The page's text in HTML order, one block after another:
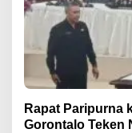
Rapat Paripurna
Gorontalo Teken